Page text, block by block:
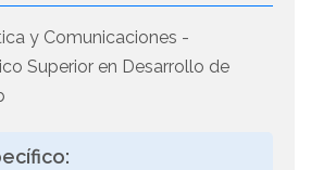
y Comunicaciones -
Superior en Desarrollo de